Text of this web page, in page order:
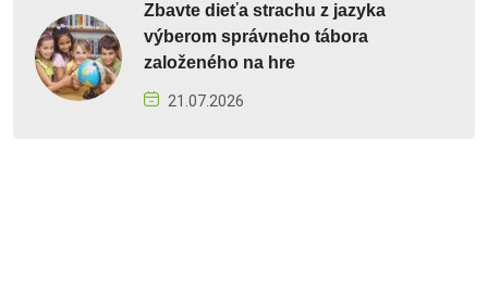
Zbavte dieťa strachu z jazyka
výberom správneho tábora
založeného na hre
21.07.2026